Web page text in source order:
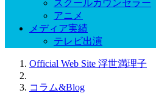
スクールカウンセラー
アニメ
メディア実績
テレビ出演
Official Web Site 浮世満理子
コラム&Blog